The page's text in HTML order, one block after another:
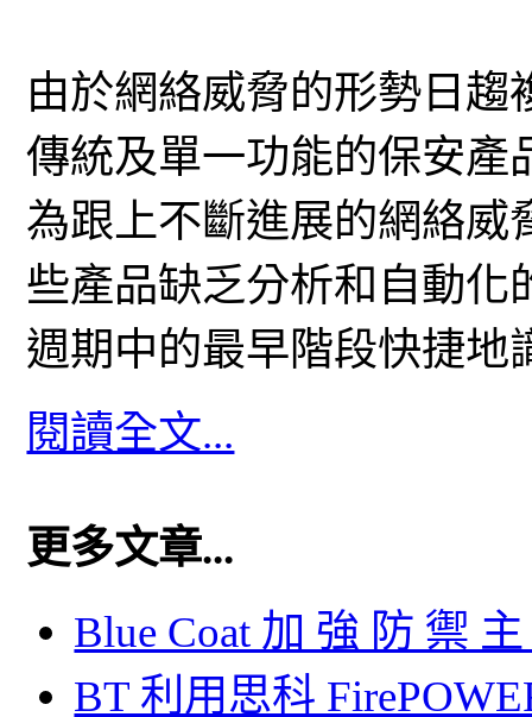
由於網絡威脅的形勢日
傳統及單一功能的保安產
為跟上不斷進展的網絡威
些產品缺乏分析和自動化
週期中的最早階段快捷地
閱讀全文...
更多文章...
Blue Coat 加 強 防 禦
BT 利用思科